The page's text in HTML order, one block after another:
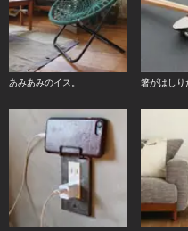
あみあみのイス。 箸がはしり